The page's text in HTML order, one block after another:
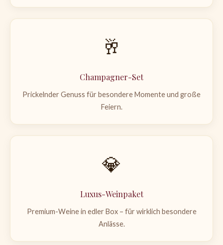
🥂
Champagner-Set
Prickelnder Genuss für besondere Momente und große
Feiern.
💎
Luxus-Weinpaket
Premium-Weine in edler Box – für wirklich besondere
Anlässe.